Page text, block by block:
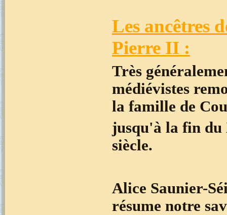
Les ancêtres
Pierre II :
Très
médiévistes
la famille de
jusqu'à la fin du
siècle.
Alice Saunier-
résume notre